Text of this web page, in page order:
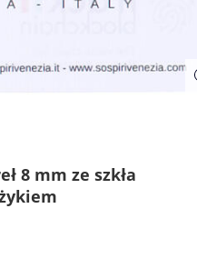
8 mm ze szkła